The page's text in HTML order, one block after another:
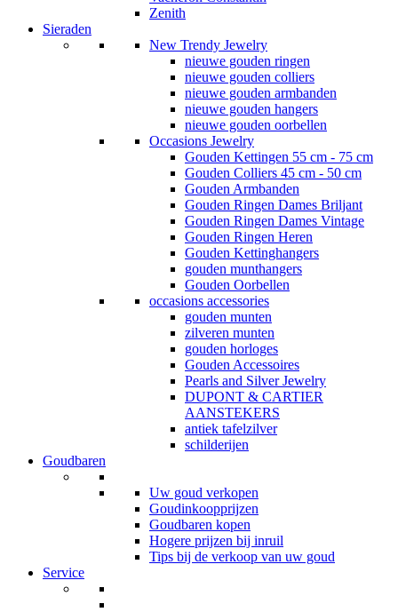
Zenith
Sieraden
New Trendy Jewelry
nieuwe gouden ringen
nieuwe gouden colliers
nieuwe gouden armbanden
nieuwe gouden hangers
nieuwe gouden oorbellen
Occasions Jewelry
Gouden Kettingen 55 cm - 75 cm
Gouden Colliers 45 cm - 50 cm
Gouden Armbanden
Gouden Ringen Dames Briljant
Gouden Ringen Dames Vintage
Gouden Ringen Heren
Gouden Kettinghangers
gouden munthangers
Gouden Oorbellen
occasions accessories
gouden munten
zilveren munten
gouden horloges
Gouden Accessoires
Pearls and Silver Jewelry
DUPONT & CARTIER
AANSTEKERS
antiek tafelzilver
schilderijen
Goudbaren
Uw goud verkopen
Goudinkoopprijzen
Goudbaren kopen
Hogere prijzen bij inruil
Tips bij de verkoop van uw goud
Service